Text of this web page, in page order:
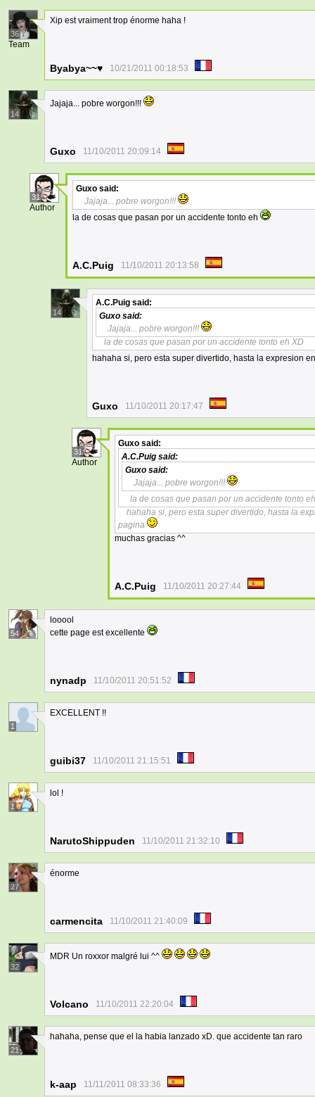
36
Team
Xip est vraiment trop énorme haha !
Byabya~~♥ 10/21/2011 00:18:53
14
Jajaja... pobre worgon!!!
Guxo 11/10/2011 20:09:14
31
Author
Guxo said:
Jajaja... pobre worgon!!!
la de cosas que pasan por un accidente tonto eh
A.C.Puig 11/10/2011 20:13:58
14
A.C.Puig said:
Guxo said:
Jajaja... pobre worgon!!!
la de cosas que pasan por un accidente tonto eh XD
hahaha si, pero esta super divertido, hasta la expresion
Guxo 11/10/2011 20:17:47
31
Author
Guxo said:
A.C.Puig said:
Guxo said:
Jajaja... pobre worgon!!!
la de cosas que pasan por un accidente tonto
hahaha si, pero esta super divertido, hasta la
pagina
muchas gracias ^^
A.C.Puig 11/10/2011 20:27:44
54
looool
cette page est excellente
nynadp 11/10/2011 20:51:52
1
EXCELLENT !!
guibi37 11/10/2011 21:15:51
1
lol !
NarutoShippuden 11/10/2011 21:32:10
27
énorme
carmencita 11/10/2011 21:40:09
32
MDR Un roxxor malgré lui ^^
Volcano 11/10/2011 22:20:04
21
hahaha, pense que el la habia lanzado xD. que accidente tan raro
k-aap 11/11/2011 08:33:36